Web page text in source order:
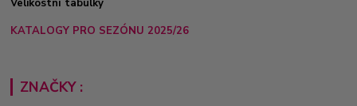
KATALOGY PRO SEZÓNU 2025/26
ZNAČKY :